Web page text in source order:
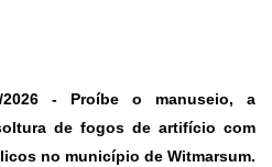
- Proíbe o manuseio, a
de fogos de artifício com
no município de Witmarsum.